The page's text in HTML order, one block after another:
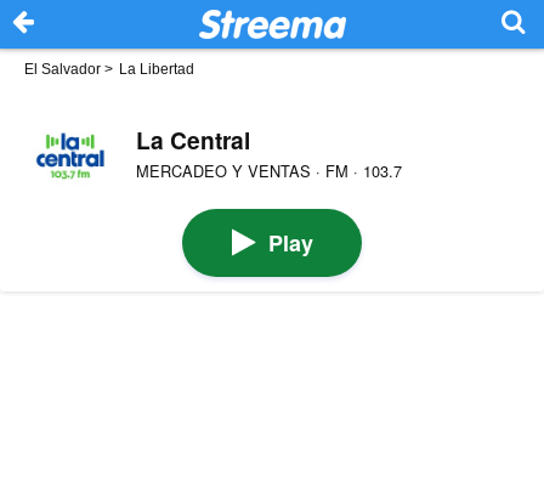
El Salvador > La Libertad
La Central
MERCADEO Y VENTAS · FM · 103.7
Play